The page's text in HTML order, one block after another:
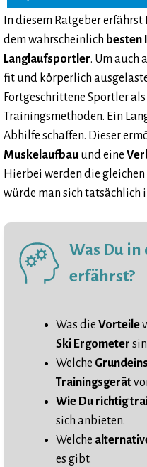
In diesem Ratgeber
dem wahrscheinlich besten
Langlaufsportler. Um auch
fit und körperlich
Fortgeschrittene Sportler
Trainingsmethoden. Ein
Abhilfe schaffen. Dieser
Muskelaufbau und eine
Hierbei werden die
würde man sich tatsächlich
Was Du in
erfährst?
Was die Vorteile
Ski Ergometer
Welche
Trainingsgerät
Wie Du richtig
sich anbieten.
Welche
es gibt.